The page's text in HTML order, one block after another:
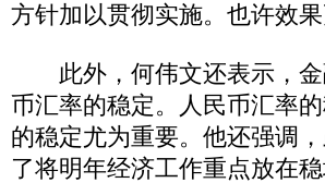
方针加以贯彻实施。也许效果
此外，何伟文还表示，金
币汇率的稳定。人民币汇率
的稳定尤为重要。他还强调
了将明年经济工作重点放在